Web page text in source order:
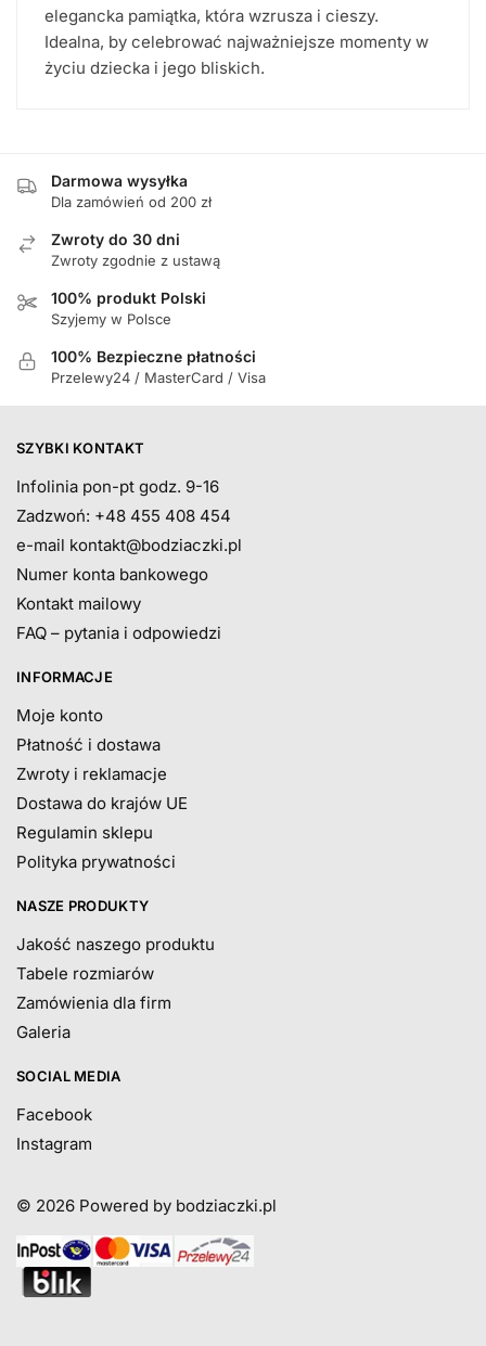
elegancka pamiątka, która wzrusza i cieszy.
Idealna, by celebrować najważniejsze momenty w
życiu dziecka i jego bliskich.
Darmowa wysyłka
Dla zamówień od 200 zł
Zwroty do 30 dni
Zwroty zgodnie z ustawą
100% produkt Polski
Szyjemy w Polsce
100% Bezpieczne płatności
Przelewy24 / MasterCard / Visa
SZYBKI KONTAKT
Infolinia pon-pt godz. 9-16
Zadzwoń: +48 455 408 454
e-mail kontakt@bodziaczki.pl
Numer konta bankowego
Kontakt mailowy
FAQ – pytania i odpowiedzi
INFORMACJE
Moje konto
Płatność i dostawa
Zwroty i reklamacje
Dostawa do krajów UE
Regulamin sklepu
Polityka prywatności
NASZE PRODUKTY
Jakość naszego produktu
Tabele rozmiarów
Zamówienia dla firm
Galeria
SOCIAL MEDIA
Facebook
Instagram
© 2026 Powered by bodziaczki.pl